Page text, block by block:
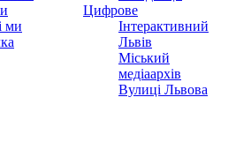
ми
Цифрове
Інтерактивний
Львів
Міський
медіаархів
Вулиці Львова